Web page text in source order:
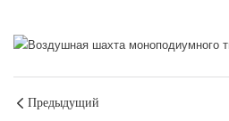
Предыдущий